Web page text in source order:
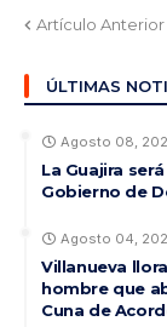
Artículo Anterior
ÚLTIMAS
Agosto 08,
La Guajira
Gobierno de
Agosto 04,
Villanueva
hombre que
Cuna de